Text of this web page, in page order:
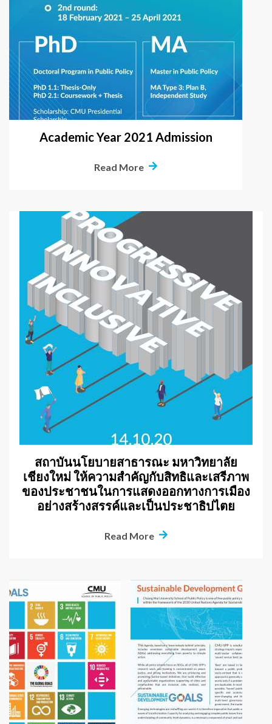
Academic Year 2021 Admission
Read More
สถาบันนโยบายสาธารณะ มหาวิทยาลัย
เชียงใหม่ ให้ความสำคัญกับสิทธิและเสรีภาพ
ของประชาชนในการแสดงออกทางการเมือง
อย่างสร้างสรรค์และเป็นประชาธิปไตย
Read More